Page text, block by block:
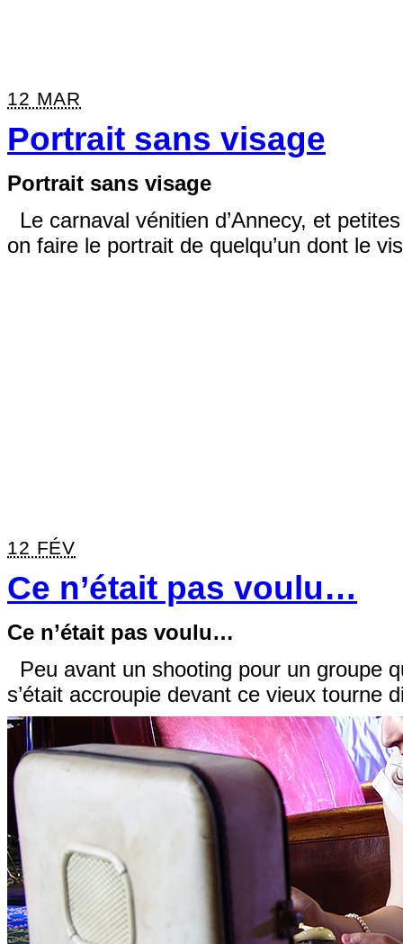
12 MAR
Portrait sans visage
Portrait sans visage
Le carnaval vénitien d’Annecy, et
on faire le portrait de quelqu’un dont le
12 FÉV
Ce n’était pas voulu…
Ce n’était pas voulu…
Peu avant un shooting pour un groupe
s’était accroupie devant ce vieux tourne